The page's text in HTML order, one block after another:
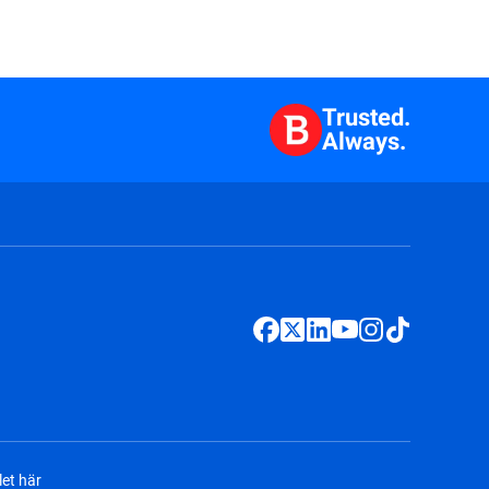
Trusted.
Always.
här